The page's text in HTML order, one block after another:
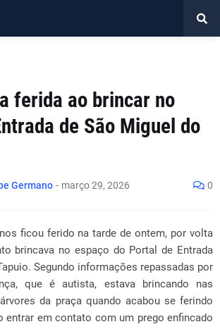
ferida ao brincar no
de São Miguel do
Germano - março 29, 2026 0
ficou ferido na tarde de ontem, por volta
brincava no espaço do Portal de Entrada
Segundo informações repassadas por
que é autista, estava brincando nas
da praça quando acabou se ferindo
entrar em contato com um prego enfincado